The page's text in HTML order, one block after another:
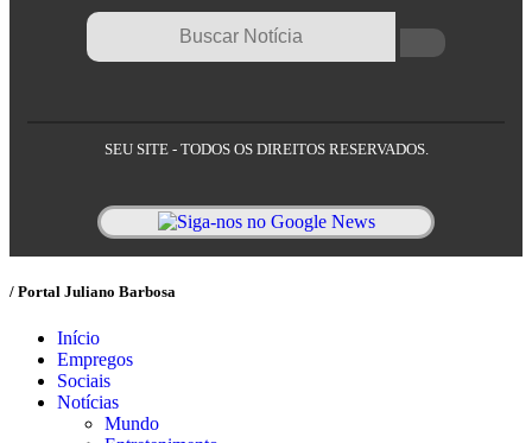
SEU SITE - TODOS OS DIREITOS RESERVADOS.
/ Portal Juliano Barbosa
Início
Empregos
Sociais
Notícias
Mundo